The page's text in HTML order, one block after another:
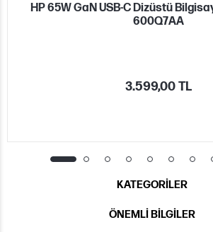
HP 65W GaN USB-C Dizüstü
600Q7AA
3.599,00 TL
KATEGORILER
ÖNEMLI BILGILER